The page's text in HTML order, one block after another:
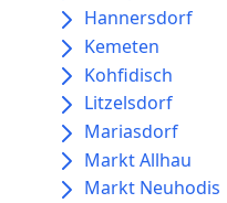
Hannersdorf
Kemeten
Kohfidisch
Litzelsdorf
Mariasdorf
Markt Allhau
Markt Neuhodis